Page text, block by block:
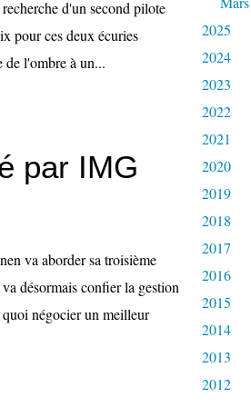
d'un second pilote
pour ces deux écuries
de l'ombre à un...
par IMG
va aborder sa troisième
désormais confier la gestion
négocier un meilleur
2025
2024
2023
2022
2021
2020
2019
2018
2017
2016
2015
2014
2013
2012